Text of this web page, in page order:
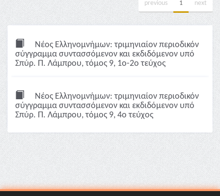
previous 1 next
Νέος Ελληνομνήμων: τριμηνιαίον περιοδικόν
σύγγραμμα συντασσόμενον και εκδιδόμενον υπό
Σπύρ. Π. Λάμπρου, τόμος 9, 1ο-2ο τεύχος
Νέος Ελληνομνήμων: τριμηνιαίον περιοδικόν
σύγγραμμα συντασσόμενον και εκδιδόμενον υπό
Σπύρ. Π. Λάμπρου, τόμος 9, 4ο τεύχος